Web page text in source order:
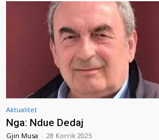
Aktualitet
Nga: Ndue Dedaj
Gjin Musa - 28 Korrik 2025